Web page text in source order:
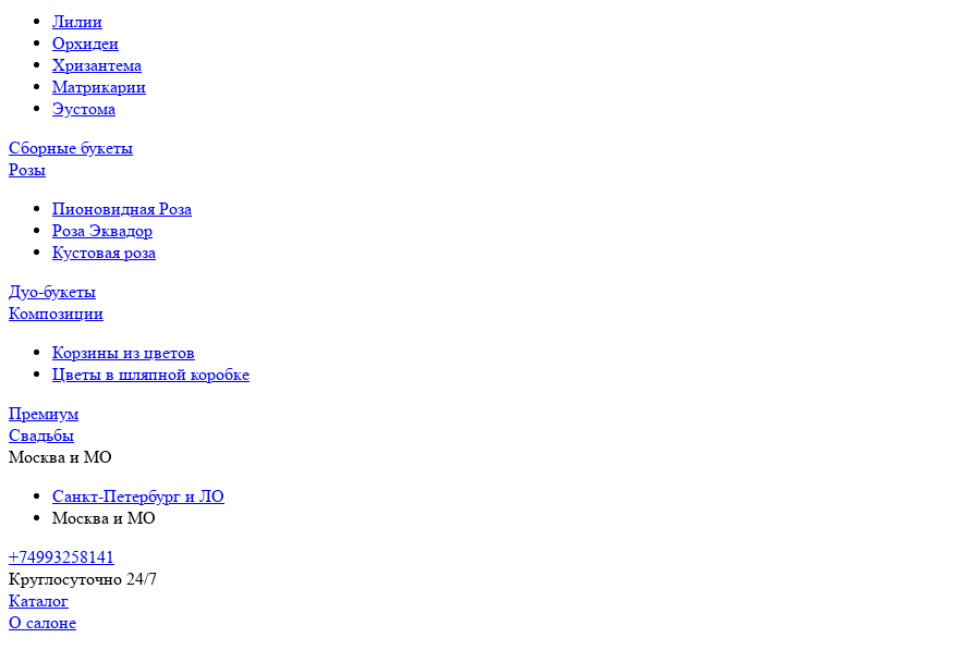
Лилии
Орхидеи
Хризантема
Матрикарии
Эустома
Сборные букеты
Розы
Пионовидная Роза
Роза Эквадор
Кустовая роза
Дуо-букеты
Композиции
Корзины из цветов
Цветы в шляпной коробке
Премиум
Свадьбы
Москва и МО
Санкт-Петербург и ЛО
Москва и МО
+74993258141
Круглосуточно 24/7
Каталог
О салоне